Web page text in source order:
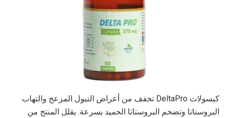
كبسولات DeltaPro تخفف من أعراض التبول المزعج والتهاب
البروستاتا وتضخم البروستاتا الحميد بسرعة. يقلل المنتج من